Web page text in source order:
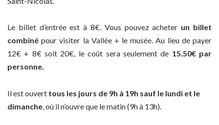
Le billet d’entrée est à 8€. Vous pouvez acheter un billet
combiné pour visiter la Vallée + le musée. Au lieu de payer
12€ + 8€ soit 20€, le coût sera seulement de 15.50€ par
personne.
Il est ouvert tous les jours de 9h à 19h sauf le lundi et le
dimanche , où il n’ouvre que le matin (9h à 13h).